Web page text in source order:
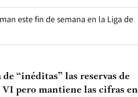
este fin de semana en la Liga de
“inéditas” las reservas de
pero mantiene las cifras en